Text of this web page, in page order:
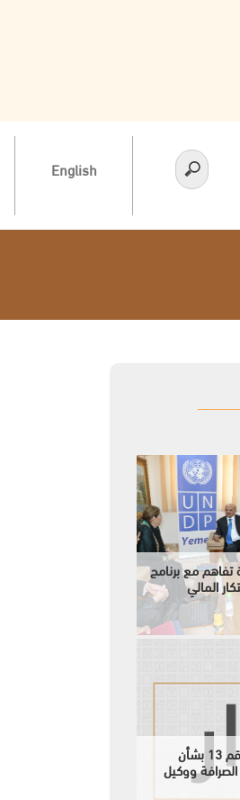
English
تفاهم مع برنامج
المالي
محافظ البنك المركزي يصدر قرار رقم 13 بشأن
ووكيل